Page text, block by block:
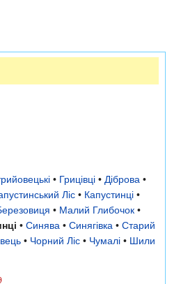
• Грицівці • Діброва •
Ліс• Капустинці•
• Малий Глибочок •
• Синява • Синягівка • Старий
• Чорний Ліс • Чумалі • Шили